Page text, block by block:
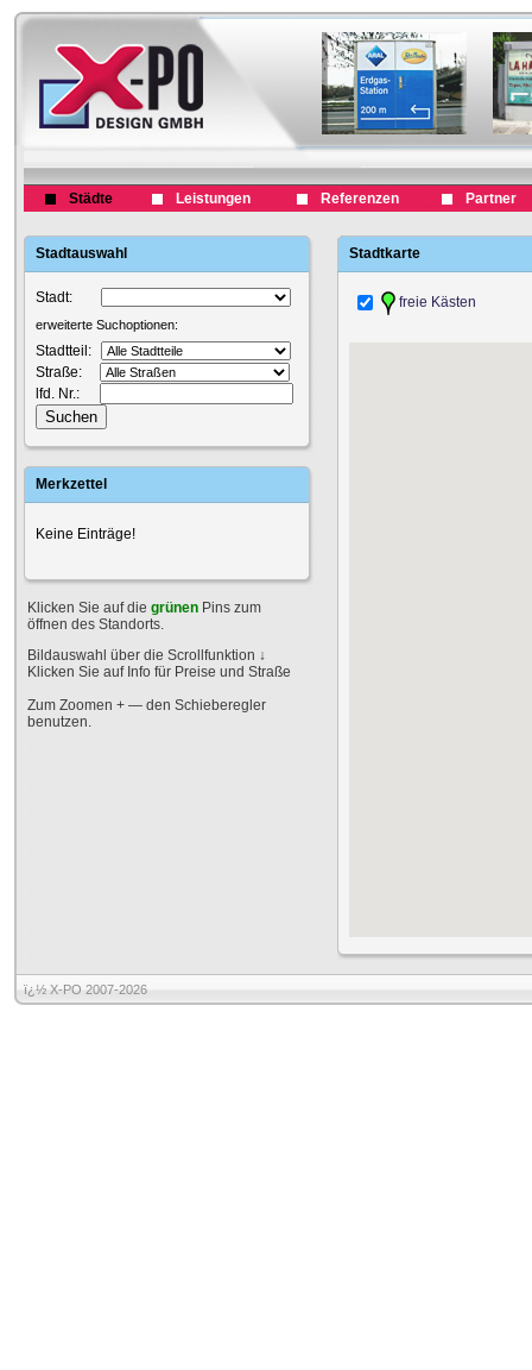
Städte Leistungen Referenzen Partner
Stadtauswahl
Stadt:
erweiterte Suchoptionen:
Stadtteil:
Straße:
lfd. Nr.:
Merkzettel
Keine Einträge!
Klicken Sie auf die grünen Pins zum
öffnen des Standorts.
Bildauswahl über die Scrollfunktion ↓
Klicken Sie auf Info für Preise und Straße
Zum Zoomen + — den Schieberegler
benutzen.
Stadtkarte
freie Kästen
ï¿½ X-PO 2007-2026